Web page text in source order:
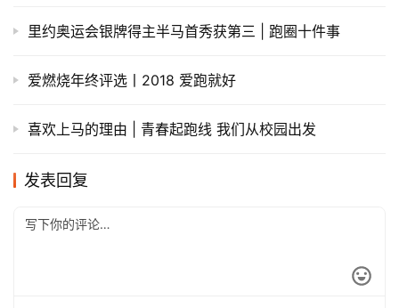
里约奥运会银牌得主半马首秀获第三 | 跑圈十件事
爱燃烧年终评选丨2018 爱跑就好
喜欢上马的理由 | 青春起跑线 我们从校园出发
发表回复